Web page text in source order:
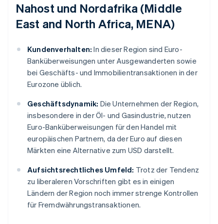
Nahost und Nordafrika (Middle
East and North Africa, MENA)
Kundenverhalten: In dieser Region sind Euro-
Banküberweisungen unter Ausgewanderten sowie
bei Geschäfts- und Immobilientransaktionen in der
Eurozone üblich.
Geschäftsdynamik: Die Unternehmen der Region,
insbesondere in der Öl- und Gasindustrie, nutzen
Euro-Banküberweisungen für den Handel mit
europäischen Partnern, da der Euro auf diesen
Märkten eine Alternative zum USD darstellt.
Aufsichtsrechtliches Umfeld: Trotz der Tendenz
zu liberaleren Vorschriften gibt es in einigen
Ländern der Region noch immer strenge Kontrollen
für Fremdwährungstransaktionen.